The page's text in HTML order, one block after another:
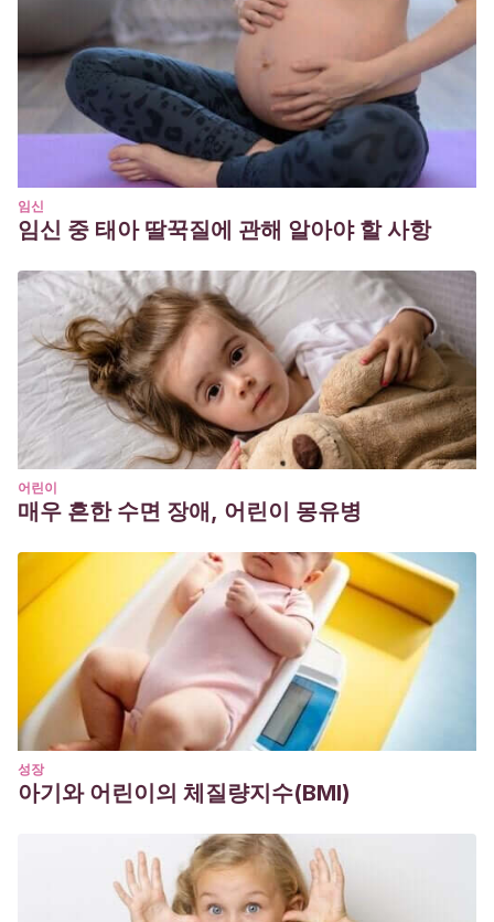
2018, Issue 10. Art. No.: CD011029. DOI:
10.1002/14651858.CD011029.pub2.
ORTEGA PAEZ, E. y BARROSO ESPADERO, D.. Cólico del
lactante. Rev Pediatr Aten Primaria [online]. 2013, vol.15,
suppl.23 [citado 2022-09-08], pp.81-87. Disponible en:
<http://scielo.isciii.es/scielo.php?
76322013000300009&lng=es&nrm=iso>. ISSN 1139-7632.
임신
임신 중 태아 딸꾹질에 관해 알아야 할 사항
어린이
매우 흔한 수면 장애, 어린이 몽유병
성장
아기와 어린이의 체질량지수(BMI)